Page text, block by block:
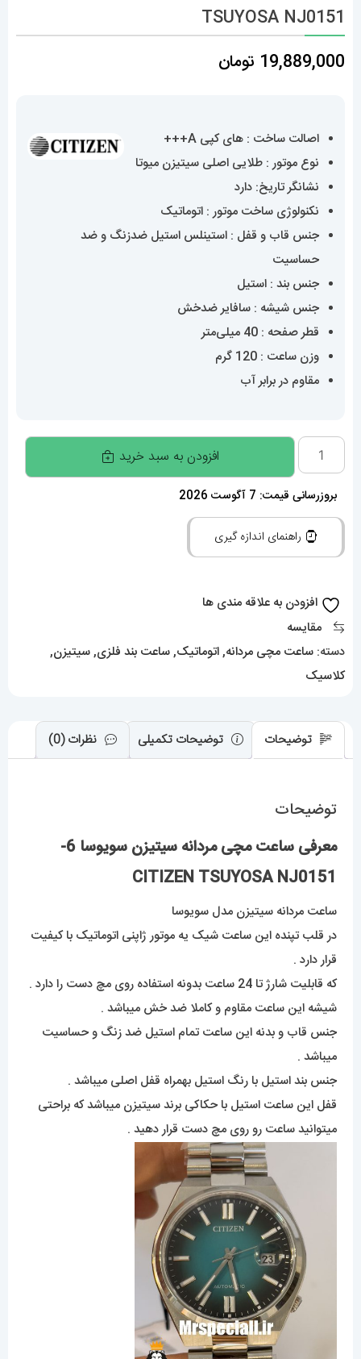
TSUYOSA NJ0151
19,889,000 تومان
اصالت ساخت : های کپی A+++
نوع موتور : طلایی اصلی سیتیزن میوتا
نشانگر تاریخ: دارد
نکنولوژی ساخت موتور : اتوماتیک
جنس قاب و قفل : استینلس استیل ضدزنگ و ضد
حساسیت
جنس بند : استیل
جنس شیشه : سافایر ضدخش
قطر صفحه : 40 میلی‌متر
وزن ساعت : 120 گرم
مقاوم در برابر آب
ساعت
مچی
مردانه
سیتیزن
سویوسا
CITIZEN
TSUYOSA
افزودن به سبد خرید
بروزرسانی قیمت: 7 آگوست 2026
راهنمای اندازه گیری
افزودن به علاقه مندی ها
مقایسه
دسته: ساعت مچی مردانه,اتوماتیک,ساعت بند فلزی,سیتیزن,
کلاسیک
توضیحات توضیحات تکمیلی نظرات (0)
توضیحات
معرفی ساعت مچی مردانه سیتیزن سویوسا 6-
CITIZEN TSUYOSA NJ0151
ساعت مردانه سیتیزن مدل سویوسا
در قلب تپنده این ساعت شیک یه موتور ژاپنی اتوماتیک با کیفیت
قرار دارد .
که قابلیت شارژ تا 24 ساعت بدونه استفاده روی مچ دست را دارد .
شیشه این ساعت مقاوم و کاملا ضد خش میباشد .
جنس قاب و بدنه این ساعت تمام استیل ضد زنگ و حساسیت
میباشد .
جنس بند استیل با رنگ استیل بهمراه قفل اصلی میباشد .
قفل این ساعت استیل با حکاکی برند سیتیزن میباشد که براحتی
میتوانید ساعت رو روی مچ دست قرار دهید .